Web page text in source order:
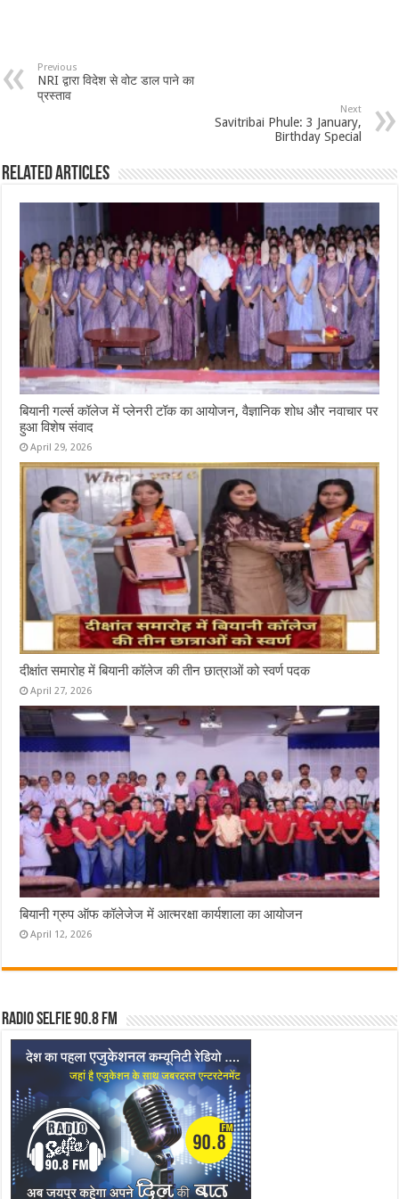
Previous
NRI द्वारा विदेश से वोट डाल पाने का
प्रस्ताव
Next
Savitribai Phule: 3 January,
Birthday Special
Related Articles
बियानी गर्ल्स कॉलेज में प्लेनरी टॉक का आयोजन, वैज्ञानिक शोध और नवाचार पर
हुआ विशेष संवाद
April 29, 2026
दीक्षांत समारोह में बियानी कॉलेज की तीन छात्राओं को स्वर्ण पदक
April 27, 2026
बियानी ग्रुप ऑफ कॉलेजेज में आत्मरक्षा कार्यशाला का आयोजन
April 12, 2026
Radio Selfie 90.8 FM